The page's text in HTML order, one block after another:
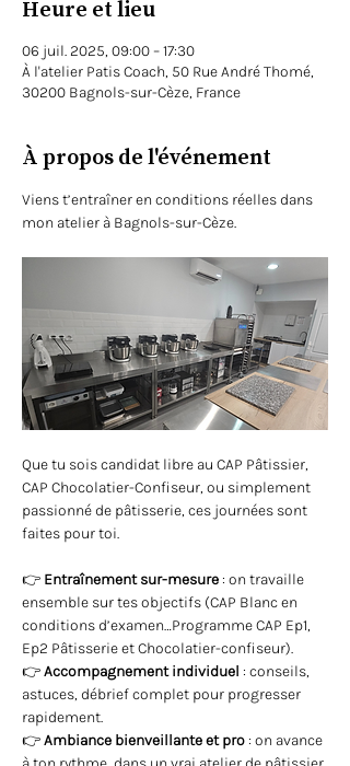
Heure et lieu
06 juil. 2025, 09:00 – 17:30
À l'atelier Patis Coach, 50 Rue André Thomé,
30200 Bagnols-sur-Cèze, France
À propos de l'événement
Viens t’entraîner en conditions réelles dans
mon atelier à Bagnols-sur-Cèze.
Que tu sois candidat libre au CAP Pâtissier,
CAP Chocolatier-Confiseur, ou simplement
passionné de pâtisserie, ces journées sont
faites pour toi.
👉 Entraînement sur-mesure : on travaille
ensemble sur tes objectifs (CAP Blanc en
conditions d’examen…Programme CAP Ep1,
Ep2 Pâtisserie et Chocolatier-confiseur).
👉 Accompagnement individuel : conseils,
astuces, débrief complet pour progresser
rapidement.
👉 Ambiance bienveillante et pro : on avance